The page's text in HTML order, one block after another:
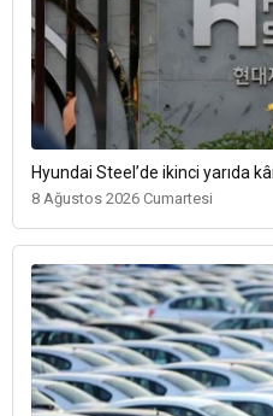
Hyundai Steel’de ikinci yarıda
8 Ağustos 2026 Cumartesi